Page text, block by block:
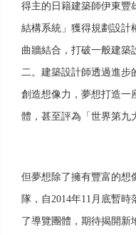
得主的日籍建築師伊東豐
結構系統」獲得規劃設計
曲牆結合，打破一般建築
二。建築設計師透過進步
創造想像力，夢想打造一
體，甚至評為「世界第九
但夢想除了擁有豐富的想
隊，自2014年11月底暫
了導覽團體，期待揭開新